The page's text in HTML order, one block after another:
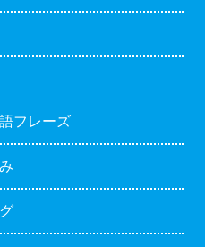
フレーズ